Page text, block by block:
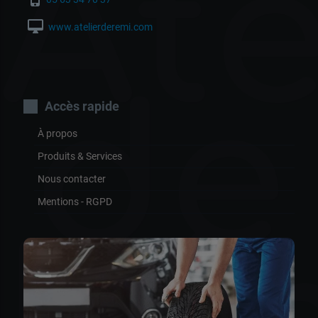
de
desktop_mac www.atelierderemi.com
Accès rapide
À propos
Produits & Services
Nous contacter
Mentions - RGPD